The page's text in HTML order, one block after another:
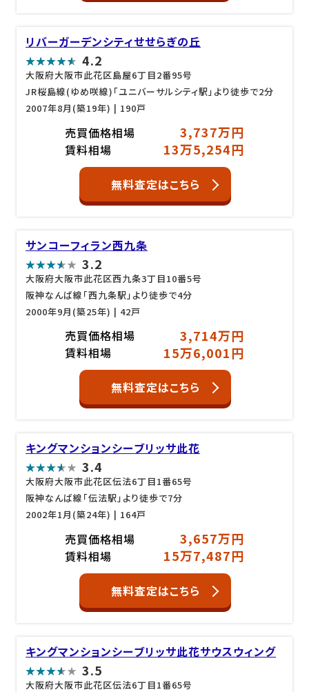
リバーガーデンシティせせらぎの丘
4.2
大阪府大阪市此花区島屋6丁目2番95号
JR桜島線(ゆめ咲線)「ユニバーサルシティ駅」より徒歩で2分
2007年8月(築19年) | 190戸
売買価格相場 3,737万円
賃料相場 13万5,254円
無料査定はこちら
サンコーフィラン西九条
3.2
大阪府大阪市此花区西九条3丁目10番5号
阪神なんば線「西九条駅」より徒歩で4分
2000年9月(築25年) | 42戸
売買価格相場 3,714万円
賃料相場 15万6,001円
無料査定はこちら
キングマンションシーブリッサ此花
3.4
大阪府大阪市此花区伝法6丁目1番65号
阪神なんば線「伝法駅」より徒歩で7分
2002年1月(築24年) | 164戸
売買価格相場 3,657万円
賃料相場 15万7,487円
無料査定はこちら
キングマンションシーブリッサ此花サウスウィング
3.5
大阪府大阪市此花区伝法6丁目1番65号